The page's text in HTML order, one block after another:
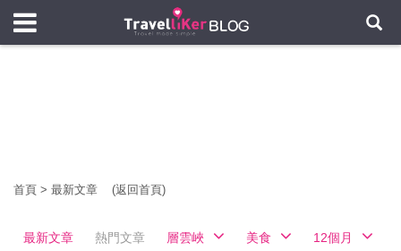
首頁 > 最新文章 (返回首頁)
最新文章 熱門文章 層雲峽 美食 12個月